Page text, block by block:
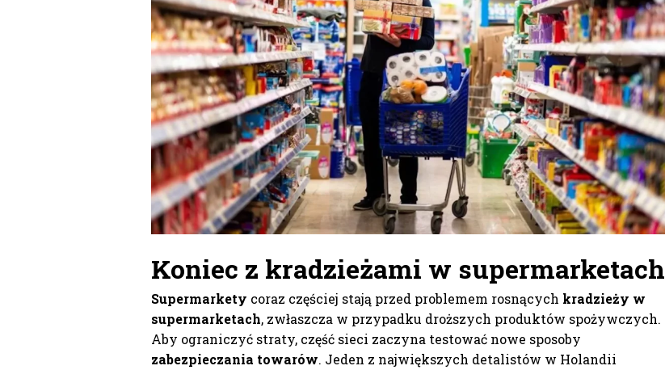
Koniec z kradzieżami w supermarketach
Supermarkety coraz częściej stają przed problemem rosnących kradzieży w
supermarketach, zwłaszcza w przypadku droższych produktów spożywczych.
Aby ograniczyć straty, część sieci zaczyna testować nowe sposoby
zabezpieczania towarów. Jeden z największych detalistów w Holandii